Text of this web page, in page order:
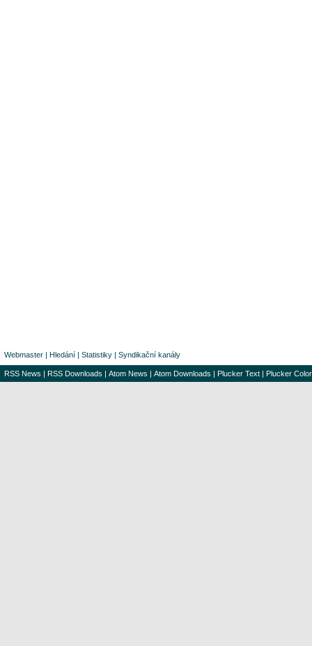
Webmaster | Hledání | Statistiky | Syndikační kanály
RSS News | RSS Downloads | Atom News | Atom Downloads | Plucker Text | Plucker Color